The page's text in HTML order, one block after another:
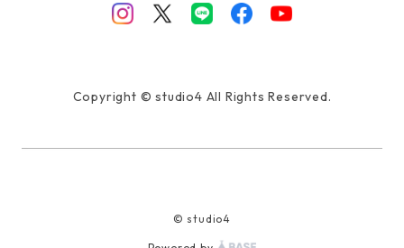
Copyright © studio4 All Rights Reserved.
© studio4